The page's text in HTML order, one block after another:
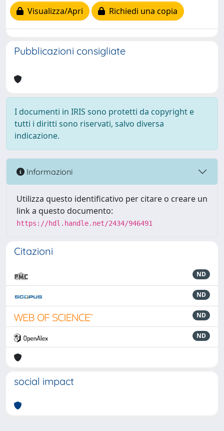
Visualizza/Apri
Richiedi una copia
Pubblicazioni consigliate
I documenti in IRIS sono protetti da copyright e
tutti i diritti sono riservati, salvo diversa
indicazione.
Informazioni
Utilizza questo identificativo per citare o creare un
link a questo documento:
https://hdl.handle.net/2434/946491
Citazioni
ND
ND
ND
ND
social impact